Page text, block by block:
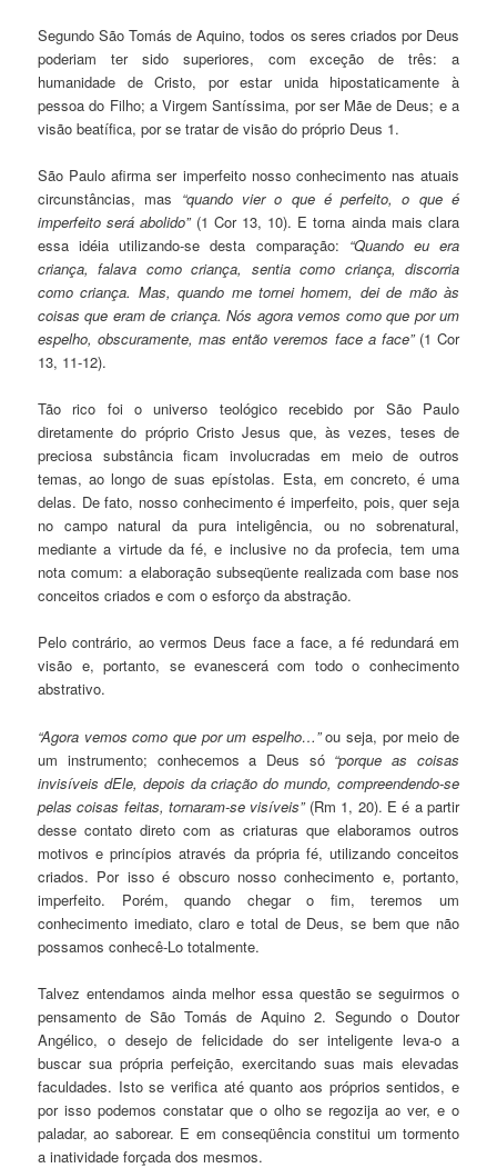
Segundo São Tomás de Aquino, todos os seres criados por Deus
poderiam ter sido superiores, com exceção de três: a
humanidade de Cristo, por estar unida hipostaticamente à
pessoa do Filho; a Virgem Santíssima, por ser Mãe de Deus; e a
visão beatífica, por se tratar de visão do próprio Deus 1.
São Paulo afirma ser imperfeito nosso conhecimento nas atuais
circunstâncias, mas “quando vier o que é perfeito, o que é
imperfeito será abolido” (1 Cor 13, 10). E torna ainda mais clara
essa idéia utilizando-se desta comparação: “Quando eu era
criança, falava como criança, sentia como criança, discorria
como criança. Mas, quando me tornei homem, dei de mão às
coisas que eram de criança. Nós agora vemos como que por um
espelho, obscuramente, mas então veremos face a face”(1 Cor
13, 11-12).
Tão rico foi o universo teológico recebido por São Paulo
diretamente do próprio Cristo Jesus que, às vezes, teses de
preciosa substância ficam involucradas em meio de outros
temas, ao longo de suas epístolas. Esta, em concreto, é uma
delas. De fato, nosso conhecimento é imperfeito, pois, quer seja
no campo natural da pura inteligência, ou no sobrenatural,
mediante a virtude da fé, e inclusive no da profecia, tem uma
nota comum: a elaboração subseqüente realizada com base nos
conceitos criados e com o esforço da abstração.
Pelo contrário, ao vermos Deus face a face, a fé redundará em
visão e, portanto, se evanescerá com todo o conhecimento
abstrativo.
“Agora vemos como que por um espelho…” ou seja, por meio de
um instrumento; conhecemos a Deus só “porque as coisas
invisíveis dEle, depois da criação do mundo, compreendendo-se
pelas coisas feitas, tornaram-se visíveis” (Rm 1, 20). E é a partir
desse contato direto com as criaturas que elaboramos outros
motivos e princípios através da própria fé, utilizando conceitos
criados. Por isso é obscuro nosso conhecimento e, portanto,
imperfeito. Porém, quando chegar o fim, teremos um
conhecimento imediato, claro e total de Deus, se bem que não
possamos conhecê-Lo totalmente.
Talvez entendamos ainda melhor essa questão se seguirmos o
pensamento de São Tomás de Aquino 2. Segundo o Doutor
Angélico, o desejo de felicidade do ser inteligente leva-o a
buscar sua própria perfeição, exercitando suas mais elevadas
faculdades. Isto se verifica até quanto aos próprios sentidos, e
por isso podemos constatar que o olho se regozija ao ver, e o
paladar, ao saborear. E em conseqüência constitui um tormento
a inatividade forçada dos mesmos.